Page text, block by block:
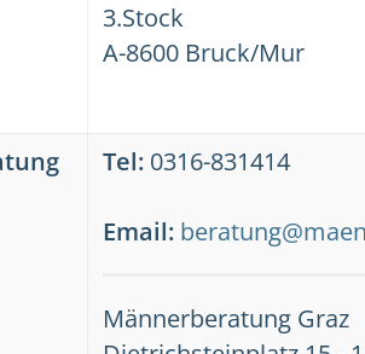
3.Stock
A-8600 Bruck/Mur
Tel: 0316-831414
Email:
Männerberatung Graz